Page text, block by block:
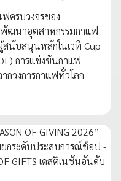
ฟครบวงจรของ
พัฒนาอุตสาหกรรมกาแฟ
สนับสนุนหลักในเวที Cup
การแข่งขันกาแฟ
กวงการกาแฟทั่วโลก